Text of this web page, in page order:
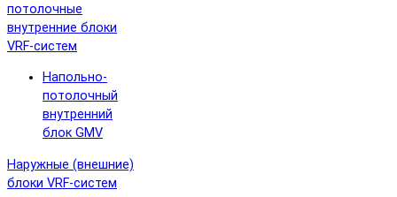
потолочные
внутренние блоки
VRF-систем
Напольно-
потолочный
внутренний
блок GMV
Наружные (внешние)
блоки VRF-систем